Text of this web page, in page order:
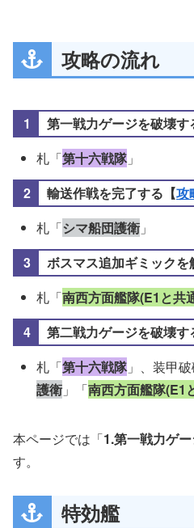
攻略の流れ
第一戦力ゲージを破壊す
札「第十六戦隊」
輸送作戦を完了する【攻
札「シマ船団護衛 」
ボスマス追加ギミックを
札「南西方面艦隊(E1と共
第二戦力ゲージを破壊
札「第十六戦隊」、装甲
護衛 」「南西方面艦隊(E1
本ページでは「1.第一戦力ゲ
す。
特効艦